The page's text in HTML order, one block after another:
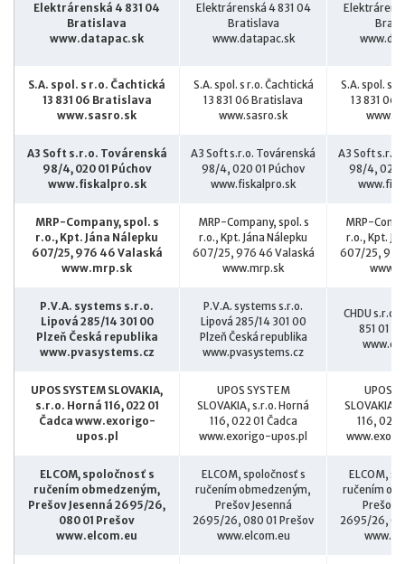
Elektrárenská 4 831 04
Bratislava
www.datapac.sk
Elektrárenská 4 831 04
Bratislava
www.datapac.sk
S.A. spol. s r.o. Čachtická
13 831 06 Bratislava
www.sasro.sk
S.A. spol. s r.o. Čachtická
13 831 06 Bratislava
www.sasro.sk
S.A. spol. s
13 831 06
A3 Soft s.r.o. Továrenská
98/4, 020 01 Púchov
www.fiskalpro.sk
A3 Soft s.r.o. Továrenská
98/4, 020 01 Púchov
www.fiskalpro.sk
A3 Soft
98/4, 020
MRP-Company, spol. s
r.o., Kpt. Jána Nálepku
607/25, 976 46 Valaská
www.mrp.sk
MRP-Company, spol. s
r.o., Kpt. Jána Nálepku
607/25, 976 46 Valaská
www.mrp.sk
MRP-
r.o., Kpt.
607/25, 976
P.V.A. systems s.r.o.
Lipová 285/14 301 00
Plzeň Česká republika
www.pvasystems.cz
P.V.A. systems s.r.o.
Lipová 285/14 301 00
Plzeň Česká republika
www.pvasystems.cz
CHDU s.r.o.
851 01
UPOS SYSTEM SLOVAKIA,
s.r.o. Horná 116, 022 01
Čadca www.exorigo-
upos.pl
UPOS SYSTEM
SLOVAKIA, s.r.o. Horná
116, 022 01 Čadca
www.exorigo-upos.pl
UPOS
SLOVAKIA,
116, 022
ELCOM, spoločnosť s
ručením obmedzeným,
Prešov Jesenná 2695/26,
080 01 Prešov
www.elcom.eu
ELCOM, spoločnosť s
ručením obmedzeným,
Prešov Jesenná
2695/26, 080 01 Prešov
www.elcom.eu
ELCOM,
ručením
Prešov
2695/26,